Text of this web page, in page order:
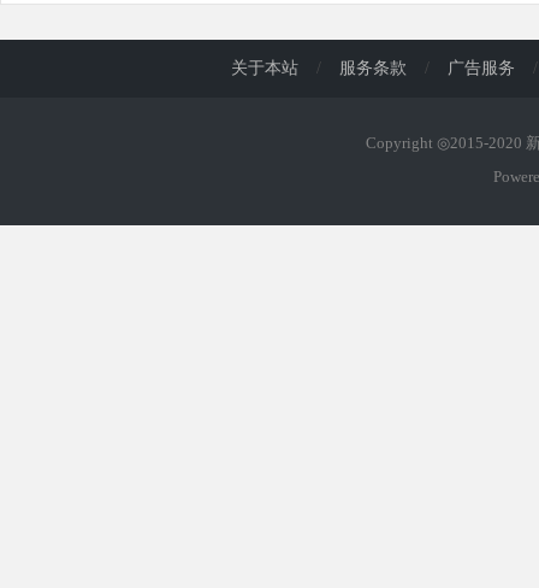
关于本站 / 服务条款 / 广告服务 /
Copyright ◎2015-2020